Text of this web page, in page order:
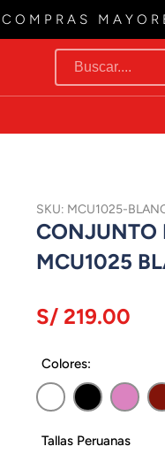
SKU: MCU1025-
CONJUNTO
MCU1025
S/ 219.00
Colores:
Tallas Peruanas